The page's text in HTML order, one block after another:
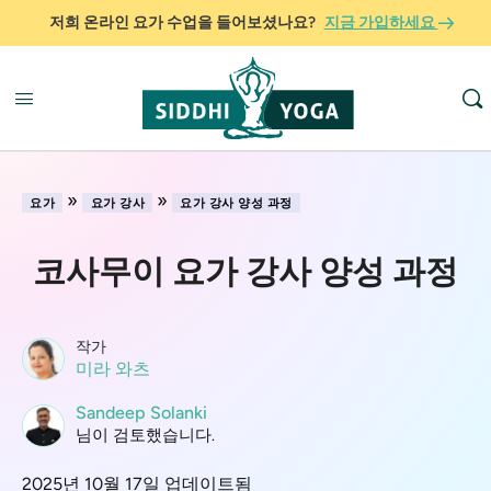
저희 온라인 요가 수업을 들어보셨나요? 지금 가입하세요
요가 » 요가 강사 » 요가 강사 양성 과정
코사무이 요가 강사 양성 과정
작가
미라 와츠
Sandeep Solanki
님이 검토했습니다.
2025년 10월 17일 업데이트됨